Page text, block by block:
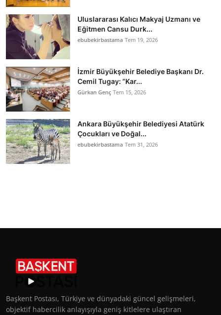
Uluslararası Kalıcı Makyaj Uzmanı ve
Eğitmen Cansu Durk...
ebubekirbastama Tem 19, 2026
İzmir Büyükşehir Belediye Başkanı Dr.
Cemil Tugay: “Kar...
Gürkan Genç Tem 15, 2026
Ankara Büyükşehir Belediyesi Atatürk
Çocukları ve Doğal...
ebubekirbastama Tem 31, 2026
Başkent Postası, Türkiye ve dünyadaki güncel gelişmeleri,
objektif habercilik anlayışıyla geniş kitlelere ulaştıran